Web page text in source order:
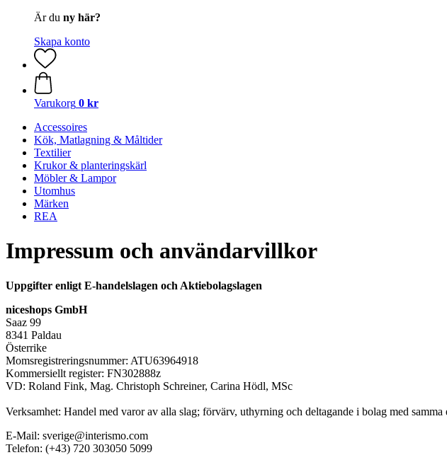
Är du ny här?
Skapa konto
Varukorg 0 kr
Accessoires
Kök, Matlagning & Måltider
Textilier
Krukor & planteringskärl
Möbler & Lampor
Utomhus
Märken
REA
Impressum och användarvillkor
Uppgifter enligt E-handelslagen och Aktiebolagslagen
niceshops GmbH
Saaz 99
8341 Paldau
Österrike
Momsregistreringsnummer: ATU63964918
Kommersiellt register: FN302888z
VD: Roland Fink, Mag. Christoph Schreiner, Carina Hödl, MSc
Verksamhet: Handel med varor av alla slag; förvärv, uthyrning och deltagande i bolag med
E-Mail: sverige@interismo.com
Telefon: (+43) 720 303050 5099